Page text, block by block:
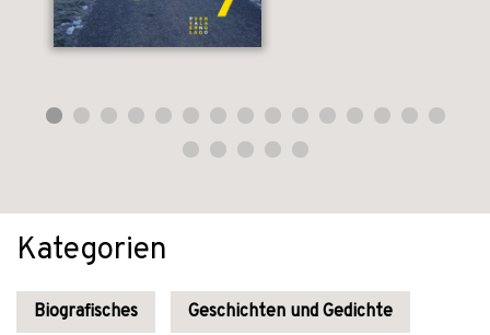
Kategorien
Biografisches Geschichten und Gedichte